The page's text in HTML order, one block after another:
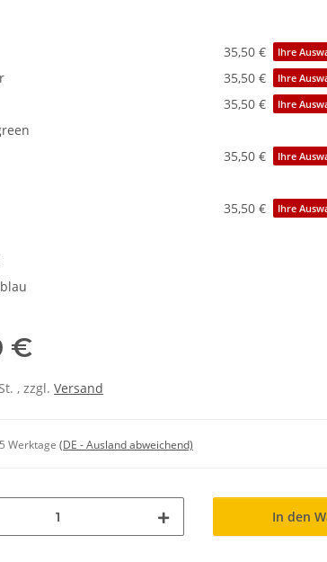
35,50 € Ihre
35,50 € Ihre
35,50 € Ihre
35,50 € Ihre
35,50 € Ihre
€
, zzgl. Versand
Werktage (DE - Ausland abweichend)
In den